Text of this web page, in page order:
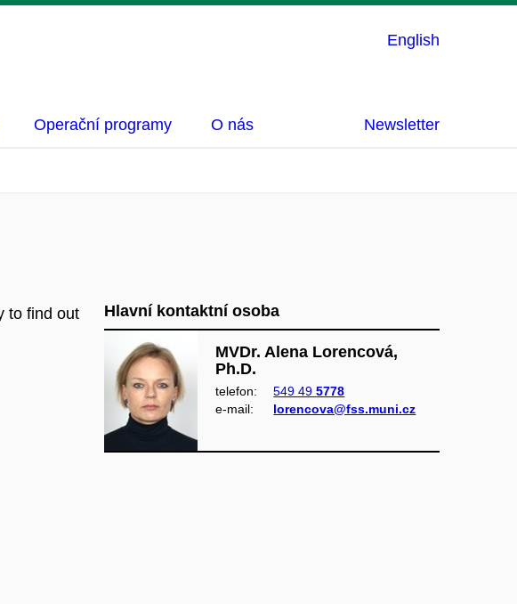
English
Operační programy O nás Newsletter
to find out
Hlavní kontaktní osoba
MVDr. Alena Lorencová,
Ph.D.
telefon: 549 495778
e‑mail:
lorencova@fss.muni.cz